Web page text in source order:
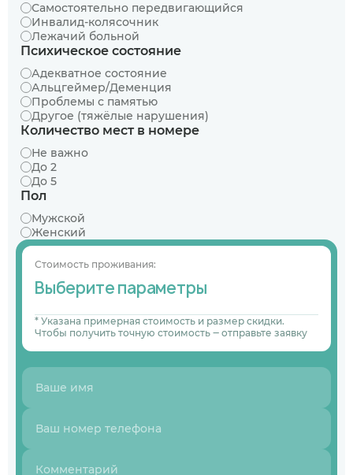
Самостоятельно передвигающийся
Инвалид-колясочник
Лежачий больной
Психическое состояние
Адекватное состояние
Альцгеймер/Деменция
Проблемы с памятью
Другое (тяжёлые нарушения)
Количество мест в номере
Не важно
До 2
До 5
Пол
Мужской
Женский
Стоимость проживания:
Выберите параметры
* Указана примерная стоимость и размер скидки.
Чтобы получить точную стоимость ‒ отправьте заявку